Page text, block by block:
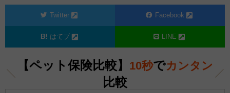
Twitter Facebook
はてブ LINE
【ペット保険比較】 10秒でカンタン
比較